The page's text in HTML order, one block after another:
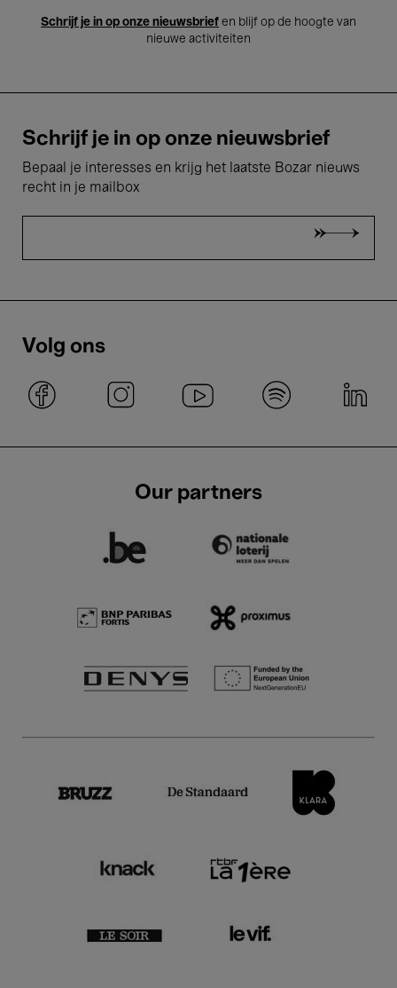
Schrijf je in op onze nieuwsbrief en blijf op de hoogte van
nieuwe activiteiten
Schrijf je in op onze nieuwsbrief
Bepaal je interesses en krijg het laatste Bozar nieuws
recht in je mailbox
Volg ons
Our partners